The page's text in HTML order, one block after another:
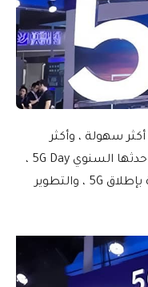
أكثر سهولة ، وأكثر
شيوعا ، وأسرع. عقدت الشركة مؤخرا حدثها السنوي 5G Day ،
حيث أصدرت بعض الإعلانات المتعلقة بإطلاق 5G ، والتطوير